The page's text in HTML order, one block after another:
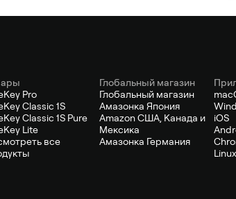
Pro
Classic 1S
Classic 1S Pure
Lite
все
Глобальный магазин
Глобальный магазин
Амазонка Япония
Amazon США, Канада и
Мексика
Амазонка Германия
iOS
Linux